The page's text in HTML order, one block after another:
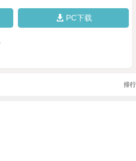
PC下载
排行